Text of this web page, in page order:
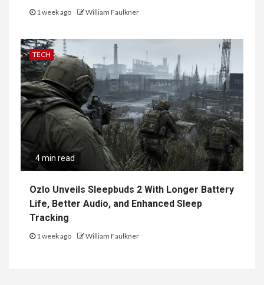
1 week ago William Faulkner
TECH
4 min read
Ozlo Unveils Sleepbuds 2 With Longer Battery
Life, Better Audio, and Enhanced Sleep
Tracking
1 week ago William Faulkner